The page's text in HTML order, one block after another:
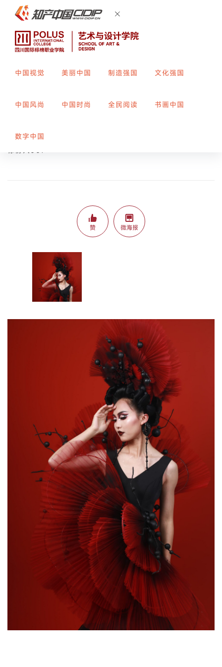
中国视觉 美丽中国 制造强国 文化强国
中国风尚 中国时尚 全民阅读 书画中国
数字中国
指导教师：
标榜人001
赞 微海报